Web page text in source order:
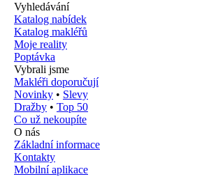
Vyhledávání
Katalog nabídek
Katalog makléřů
Moje reality
Poptávka
Vybrali jsme
Makléři doporučují
Novinky • Slevy
Dražby • Top 50
Co už nekoupíte
O nás
Základní informace
Kontakty
Mobilní aplikace